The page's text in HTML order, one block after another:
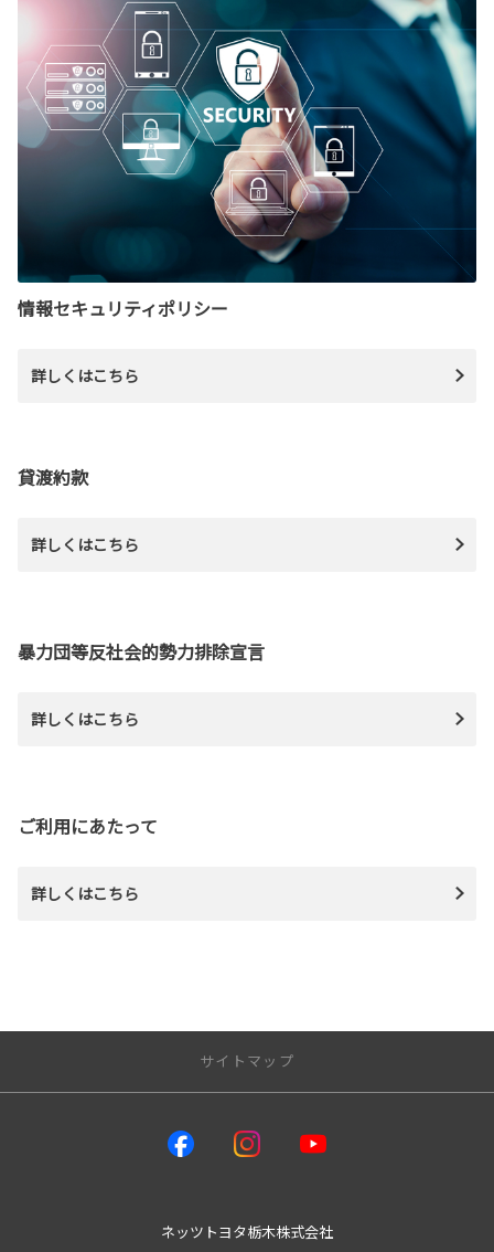
情報セキュリティポリシー
詳しくはこちら
貸渡約款
詳しくはこちら
暴力団等反社会的勢力排除宣言
詳しくはこちら
ご利用にあたって
詳しくはこちら
サイトマップ
ネッツウェルキャブステーションネッツトヨタ栃木株式会社